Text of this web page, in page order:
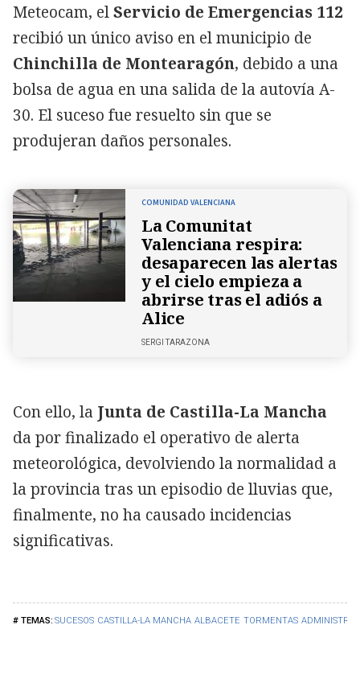
SUCESOS CASTILLA-LA MANCHA ALBACETE TORMENTAS
Meteocam, elServicio de Emergencias 112
recibió un único aviso en el municipio de
Chinchilla de Montearagón, debido a una
bolsa de agua en una salida de la autovía A-
30. El suceso fue resuelto sin que se
produjeran daños personales.
COMUNIDAD VALENCIANA
La Comunitat
Valenciana respira:
desaparecen las alertas
y el cielo empieza a
abrirse tras el adiós a
Alice
SERGI TARAZONA
Con ello, la Junta de Castilla-La Mancha
da por finalizado el operativo de alerta
meteorológica, devolviendo la normalidad a
la provincia tras un episodio de lluvias que,
finalmente, no ha causado incidencias
significativas.